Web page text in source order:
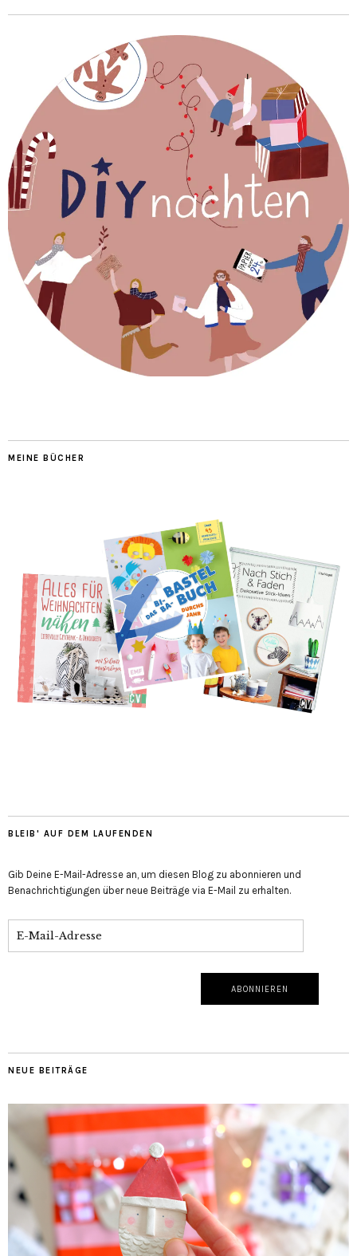
MEINE BÜCHER
BLEIB' AUF DEM LAUFENDEN
Gib Deine E-Mail-Adresse an, um diesen Blog zu abonnieren und
Benachrichtigungen über neue Beiträge via E-Mail zu erhalten.
NEUE BEITRÄGE